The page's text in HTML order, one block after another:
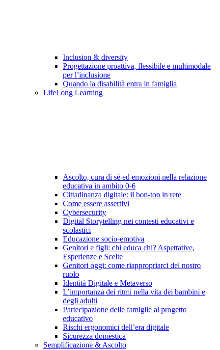
Inclusion & diversity
Progettazione proattiva, flessibile e multimodale
per l’inclusione
Quando la disabilità entra in famiglia
LifeLong Learning
Ascolto, cura di sé ed emozioni nella relazione
educativa in ambito 0-6
Cittadinanza digitale: il bon-ton in rete
Come essere assertivi
Cybersecurity
Digital Storytelling nei contesti educativi e
scolastici
Educazione socio-emotiva
Genitori e figli: chi educa chi? Aspettative,
Esperienze e Scelte
Genitori oggi: come riappropriarci del nostro
ruolo
Identità Digitale e Metaverso
L’importanza dei ritmi nella vita dei bambini e
degli adulti
Partecipazione delle famiglie al progetto
educativo
Rischi ergonomici dell’era digitale
Sicurezza domestica
Semplificazione & Ascolto